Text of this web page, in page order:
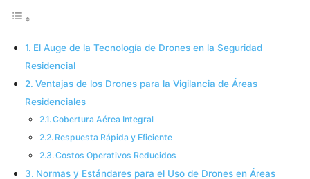
El Auge de la Tecnología de Drones en la Seguridad
Residencial
Ventajas de los Drones para la Vigilancia de Áreas
Residenciales
Cobertura Aérea Integral
Respuesta Rápida y Eficiente
Costos Operativos Reducidos
Normas y Estándares para el Uso de Drones en Áreas